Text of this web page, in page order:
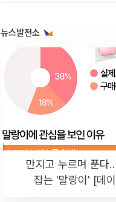
뉴스발전소
만지고 누르며 푼다
잡는 '말랑이' [데